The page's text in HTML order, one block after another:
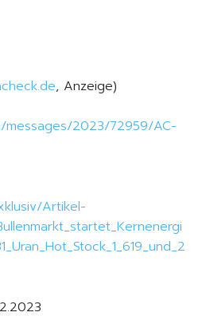
, Anzeige)
messages/2023/72959/AC-
Artikel-